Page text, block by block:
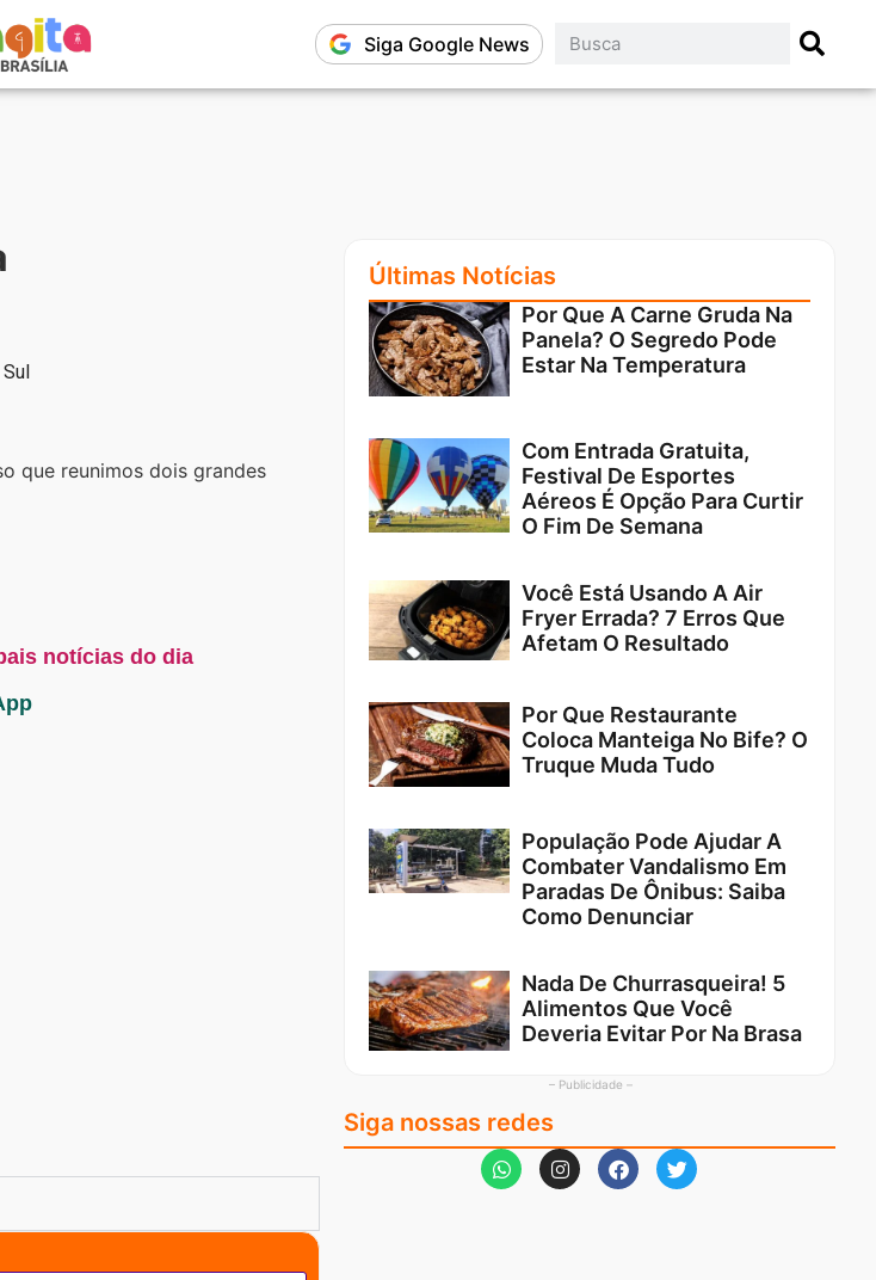
Siga Google News
que reunimos dois grandes
notícias do dia
Últimas Notícias
Por Que A Carne Gruda Na
Panela? O Segredo Pode
Estar Na Temperatura
Com Entrada Gratuita,
Festival De Esportes
Aéreos É Opção Para Curtir
O Fim De Semana
Você Está Usando A Air
Fryer Errada? 7 Erros Que
Afetam O Resultado
Por Que Restaurante
Coloca Manteiga No Bife? O
Truque Muda Tudo
População Pode Ajudar A
Combater Vandalismo Em
Paradas De Ônibus: Saiba
Como Denunciar
Nada De Churrasqueira! 5
Alimentos Que Você
Deveria Evitar Por Na Brasa
– Publicidade –
Siga nossas redes